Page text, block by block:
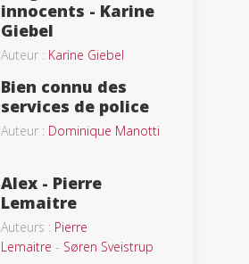
innocents - Karine
Giebel
Auteur : Karine Giebel
Bien connu des
services de police
Auteur : Dominique Manotti
Alex - Pierre
Lemaitre
Auteurs : Pierre
Lemaitre - Søren Sveistrup